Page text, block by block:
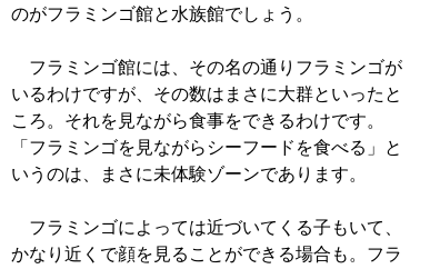
のがフラミンゴ館と水族館でしょう。
フラミンゴ館には、その名の通りフラミンゴが
いるわけですが、その数はまさに大群といったと
ころ。それを見ながら食事をできるわけです。
「フラミンゴを見ながらシーフードを食べる」と
いうのは、まさに未体験ゾーンであります。
フラミンゴによっては近づいてくる子もいて、
かなり近くで顔を見ることができる場合も。フラ